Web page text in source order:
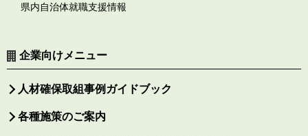
県内自治体就職支援情報
企業向けメニュー
人材確保取組事例ガイドブック
各種施策のご案内